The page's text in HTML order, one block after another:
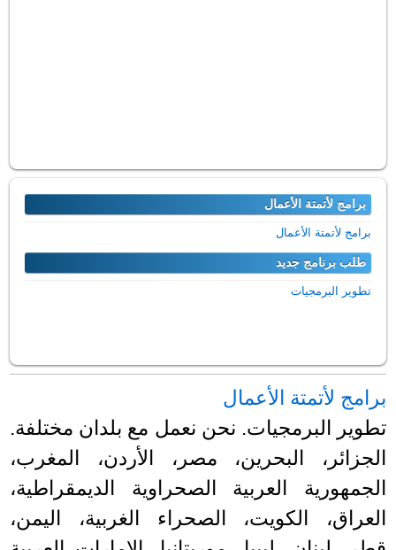
برامج لأتمتة الأعمال
برامج لأتمتة الأعمال
طلب برنامج جديد
تطوير البرمجيات
برامج لأتمتة الأعمال
تطوير البرمجيات. نحن نعمل مع بلدان مختلفة.
الجزائر، البحرين، مصر، الأردن، المغرب،
الجمهورية العربية الصحراوية الديمقراطية،
العراق، الكويت، الصحراء الغربية، اليمن،